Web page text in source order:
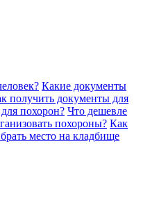
Какие документы
получить документы для
похорон? Что дешевле
похороны? Как
место на кладбище